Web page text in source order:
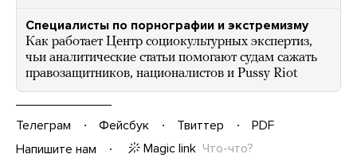
Специалисты по порнографии и экстремизму
Как работает Центр социокультурных экспертиз,
чьи аналитические статьи помогают судам сажать
правозащитников, националистов и Pussy Riot
Телеграм Фейсбук Твиттер
PDF
Напишите нам
Magic link Что-что?